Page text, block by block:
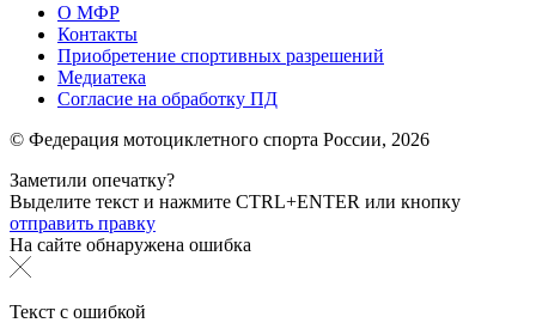
О МФР
Контакты
Приобретение спортивных разрешений
Медиатека
Согласие на обработку ПД
© Федерация мотоциклетного спорта России, 2026
Заметили опечатку?
Выделите текст и нажмите CTRL+ENTER или кнопку
отправить правку
На сайте обнаружена ошибка
Текст с ошибкой